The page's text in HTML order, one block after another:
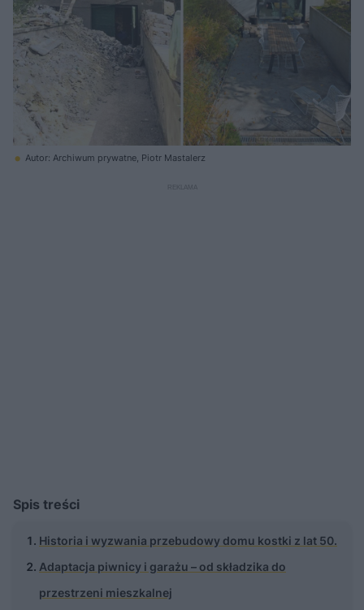
Autor: Archiwum prywatne, Piotr Mastalerz
Spis treści
Historia i wyzwania przebudowy domu kostki z lat 50.
Adaptacja piwnicy i garażu – od składzika do
przestrzeni mieszkalnej